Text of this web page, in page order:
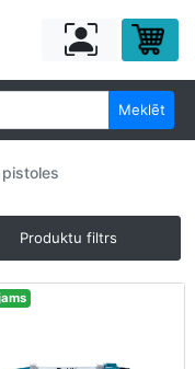
Meklēt
Produktu filtrs